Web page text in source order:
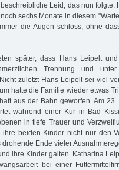
Leid, das nun folgte.
sechs Monate in diesem
die Augen schloss, ohne
später, dass Hans Leipelt
Trennung und
zuletzt Hans Leipelt sei viel
hatte die Familie wieder etwas
aus der Bahn geworfen. Am
während einer Kur in Bad
in tiefe Trauer und
beiden Kinder nicht nur den
drohende Ende vieler
ihre Kinder galten. Katharina
bei einer